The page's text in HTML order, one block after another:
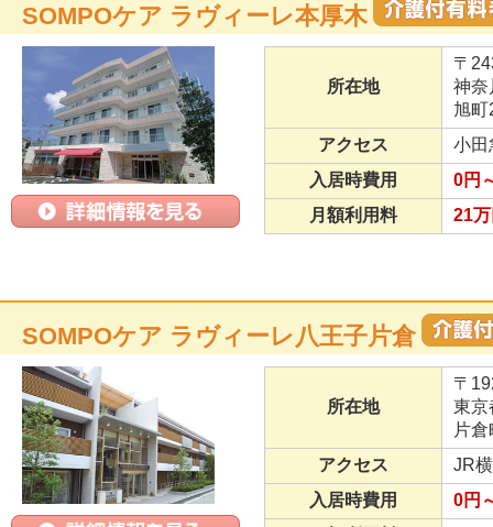
SOMPOケア ラヴィーレ本厚木
所在地
〒
神奈
旭町
アクセス
小田
入居時費用
0円
月額利用料
21
SOMPOケア ラヴィーレ八王子片倉
所在地
〒
東京
片
アクセス
JR
入居時費用
0円